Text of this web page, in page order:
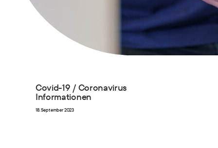
Covid-19 / Coronavirus
Informationen
18. September 2023